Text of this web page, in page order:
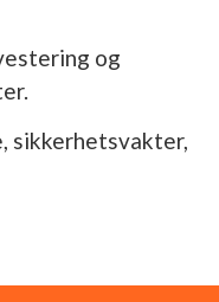
og
sikkerhetsvakter,